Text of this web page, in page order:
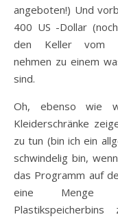
angeboten!) Und
400 US -Dollar
den Keller vom
nehmen zu einem
sind.
Oh, ebenso wie
Kleiderschränke
zu tun (bin ich ein
schwindelig bin,
das Programm auf
eine Menge